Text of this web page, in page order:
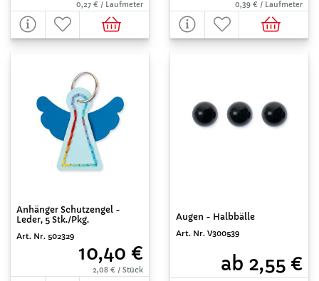
0,27 € / Laufmeter 0,39 € / Laufmeter
Anhänger Schutzengel -
Leder, 5 Stk./Pkg.
Art. Nr. 502329
10,40 €
2,08 € / Stück
Augen - Halbbälle
Art. Nr. V300539
ab 2,55 €